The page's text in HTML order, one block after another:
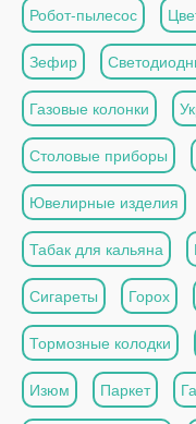
Робот-пылесос
Зефир
Газовые колонки
Столовые приборы
Ювелирные изделия
Табак для кальяна
Сигареты Горох
Тормозные колодки
Изюм Паркет